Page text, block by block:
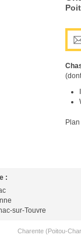
:
sur-Touvre
Charente (Poitou-